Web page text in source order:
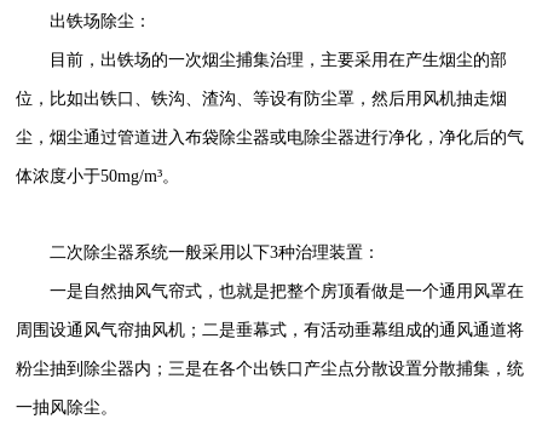
出铁场除尘：
目前，出铁场的一次烟尘捕集治理，主要采用在产生烟尘的部
位，比如出铁口、铁沟、渣沟、等设有防尘罩，然后用风机抽走烟
尘，烟尘通过管道进入布袋除尘器或电除尘器进行净化，净化后的气
体浓度小于50mg/m³。
二次除尘器系统一般采用以下3种治理装置：
一是自然抽风气帘式，也就是把整个房顶看做是一个通用风罩在
周围设通风气帘抽风机；二是垂幕式，有活动垂幕组成的通风通道将
粉尘抽到除尘器内；三是在各个出铁口产尘点分散设置分散捕集，统
一抽风除尘。